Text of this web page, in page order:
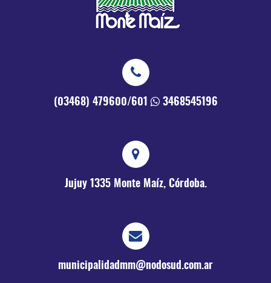
(03468) 479600/601 3468545196
Jujuy 1335 Monte Maíz, Córdoba.
municipalidadmm@nodosud.com.ar